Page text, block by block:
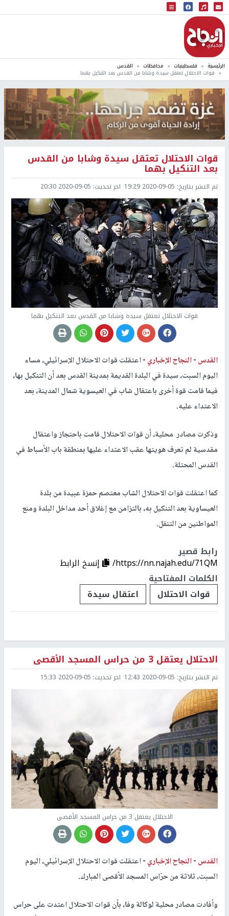
البث المباشر
إذاعة النجاح
الرئيسية فلسطينيات محافظات القدس
قوات الاحتلال تعتقل سيدة وشابا من القدس بعد التنكيل بهما
قوات الاحتلال تعتقل سيدة وشابا من القدس
بعد التنكيل بهما
تم النشر بتاريخ: 2020-09-05 19:29 اخر تحديث: 2020-09-05 20:30
قوات الاحتلال تعتقل سيدة وشابا من القدس بعد التنكيل بهما
القدس -النجاح الإخباري -اعتقلت قوات الاحتلال الإسرائيلي، مساء
اليوم السبت، سيدة في البلدة القديمة بمدينة القدس بعد أن التنكيل بها،
فيما قامت قوة أخرى باعتقال شاب في العيسوية شمال المدينة، بعد
الاعتداء عليه.
وذكرت مصادر محلية، أن قوات الاحتلال قامت باحتجاز واعتقال
مقدسية لم تعرف هويتها عقب الاعتداء عليها بمنطقة باب الأسباط في
القدس المحتلة.
كما اعتقلت قوات الاحتلال الشاب معتصم حمزة عبيدة من بلدة
العيساوية بعد التنكيل به، بالتزامن مع إغلاق أحد مداخل البلدة ومنع
المواطنين من التنقل.
رابط قصير
https://nn.najah.edu/71QM/
إنسخ الرابط
الكلمات المفتاحية
قوات الاحتلال
اعتقال سيدة
الاحتلال يعتقل 3 من حراس المسجد الأقصى
تم النشر بتاريخ: 2020-09-05 12:43 اخر تحديث: 2020-09-05 15:33
الاحتلال يعتقل 3 من حراس المسجد الأقصى
القدس -النجاح الإخباري -اعتقلت قوات الاحتلال الإسرائيلي، اليوم
السبت، ثلاثة من حرّاس المسجد الأقصى المبارك.
وأفادت مصادر محلية لوكالة وفا، بأن قوات الاحتلال اعتدت على حراس